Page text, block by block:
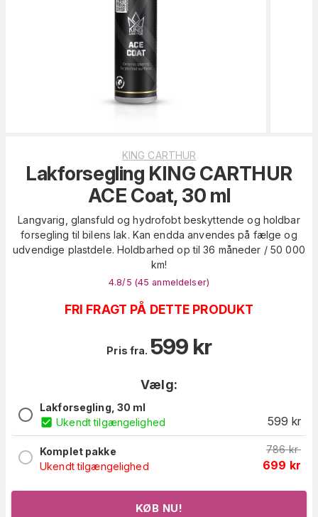
KING CARTHUR
Lakforsegling KING CARTHUR
ACE Coat, 30 ml
Langvarig, glansfuld og hydrofobt beskyttende og holdbar
forsegling til bilens lak. Kan endda anvendes på fælge og
udvendige plastdele. Holdbarhed op til 36 måneder / 50 000
km!
4.8/5 (45 anmeldelser)
FRI FRAGT PÅ DETTE PRODUKT
Pris fra. 599 kr
Vælg:
Lakforsegling, 30 ml
Ukendt tilgængelighed
599 kr
Komplet pakke
Ukendt tilgængelighed
786 kr
699 kr
KØB NU!